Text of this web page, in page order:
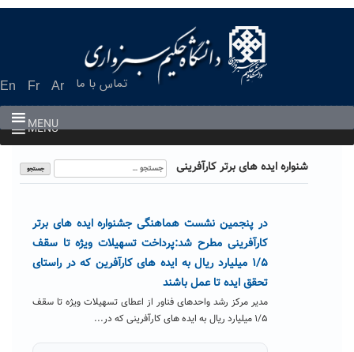
En Fr Ar تماس با ما
MENU
MENU
شنواره ایده های برتر کارآفرینی جستجو
برای:
در پنجمین نشست هماهنگی جشنواره ایده های برتر
کارآفرینی مطرح شد:پرداخت تسهیلات ویژه تا سقف
۱/۵ میلیارد ریال به ایده های کارآفرین که در راستای
تحقق ایده تا عمل باشند
مدیر مرکز رشد واحدهای فناور از اعطای تسهیلات ویژه تا سقف
۱/۵ میلیارد ریال به ایده های کارآفرینی که در...